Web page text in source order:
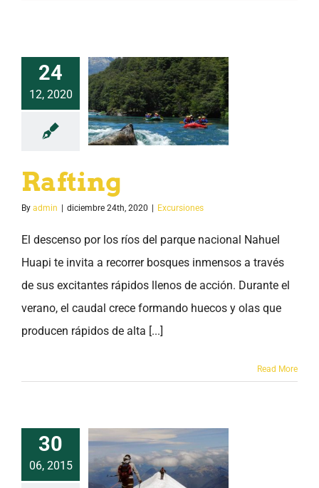
24
12, 2020
Rafting
By admin | diciembre 24th, 2020 | Excursiones
El descenso por los ríos del parque nacional Nahuel
Huapi te invita a recorrer bosques inmensos a través
de sus excitantes rápidos llenos de acción. Durante el
verano, el caudal crece formando huecos y olas que
producen rápidos de alta [...]
Read More
30
06, 2015